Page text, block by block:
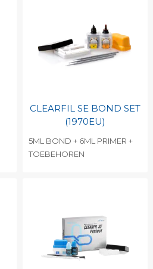
CLEARFIL SE BOND SET
(1970EU)
5ML BOND + 6ML PRIMER +
TOEBEHOREN